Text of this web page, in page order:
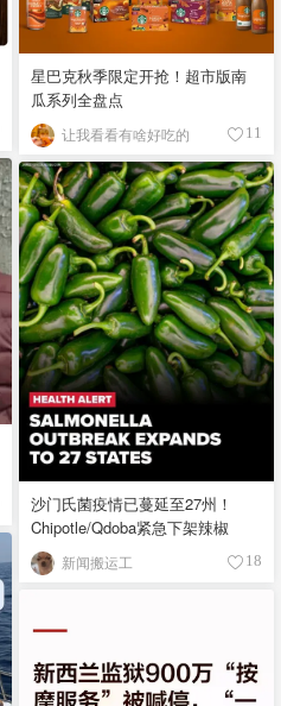
星巴克秋季限定开抢！超市版南
瓜系列全盘点
让我看看有啥好吃的 11
沙门氏菌疫情已蔓延至27州！
Chipotle/Qdoba紧急下架辣椒
新闻搬运工 18